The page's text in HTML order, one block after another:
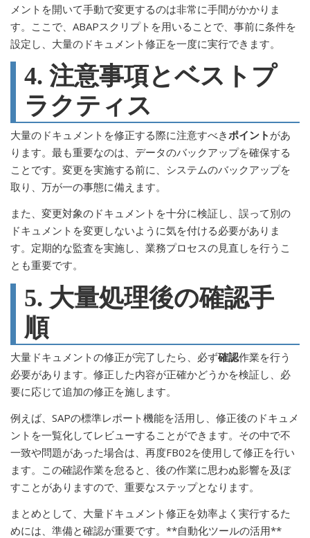
メントを開いて手動で変更するのは非常に手間がかかりま
す。ここで、ABAPスクリプトを用いることで、事前に条件を
設定し、大量のドキュメント修正を一度に実行できます。
4. 注意事項とベストプ
ラクティス
大量のドキュメントを修正する際に注意すべきポイント があ
ります。最も重要なのは、データのバックアップを確保する
ことです。変更を実施する前に、システムのバックアップを
取り、万が一の事態に備えます。
また、変更対象のドキュメントを十分に検証し、誤って別の
ドキュメントを変更しないように気を付ける必要がありま
す。定期的な監査を実施し、業務プロセスの見直しを行うこ
とも重要です。
5. 大量処理後の確認手
順
大量ドキュメントの修正が完了したら、必ず確認作業を行う
必要があります。修正した内容が正確かどうかを検証し、必
要に応じて追加の修正を施します。
例えば、SAPの標準レポート機能を活用し、修正後のドキュメ
ントを一覧化してレビューすることができます。その中で不
一致や問題があった場合は、再度FB02を使用して修正を行い
ます。この確認作業を怠ると、後の作業に思わぬ影響を及ぼ
すことがありますので、重要なステップとなります。
まとめとして、大量ドキュメント修正を効率よく実行するた
めには、準備と確認が重要です。**自動化ツールの活用**